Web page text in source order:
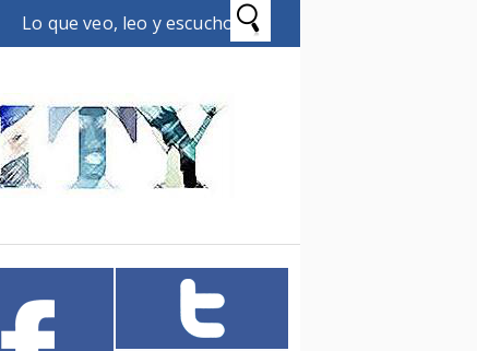
Lo que veo, leo y escucho